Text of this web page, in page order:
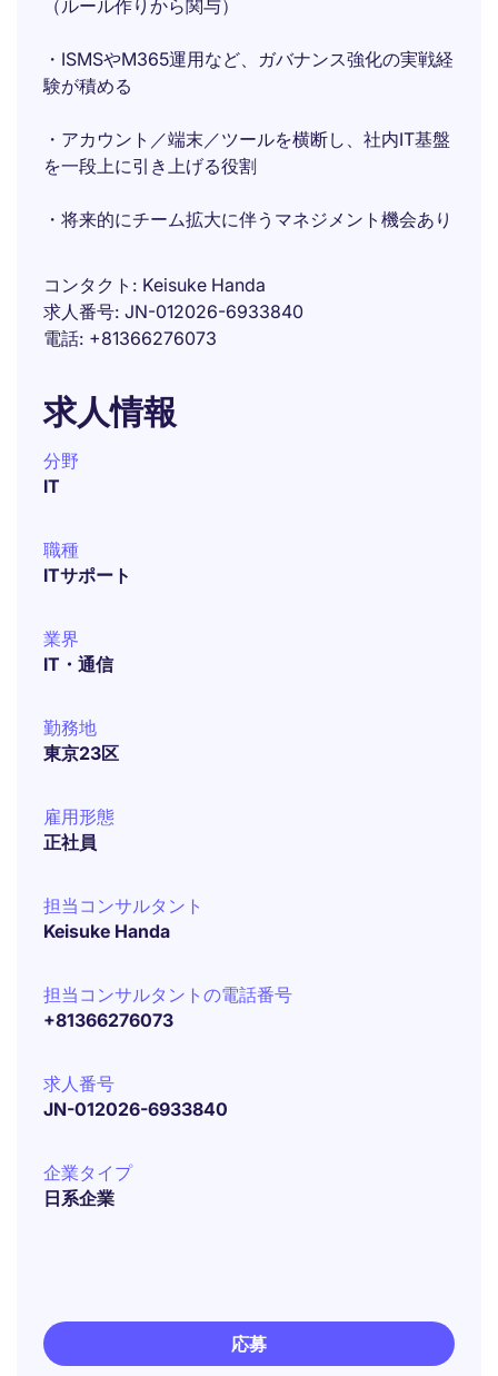
（ルール作りから関与）
・ISMSやM365運用など、ガバナンス強化の実戦経
験が積める
・アカウント／端末／ツールを横断し、社内IT基盤
を一段上に引き上げる役割
・将来的にチーム拡大に伴うマネジメント機会あり
コンタクト
Keisuke Handa
求人番号 JN-012026-6933840
電話 +81366276073
求人情報
分野
IT
職種
ITサポート
業界
IT・通信
勤務地
東京23区
雇用形態
正社員
担当コンサルタント
Keisuke Handa
担当コンサルタントの電話番号
+81366276073
求人番号
JN-012026-6933840
企業タイプ
日系企業
応募